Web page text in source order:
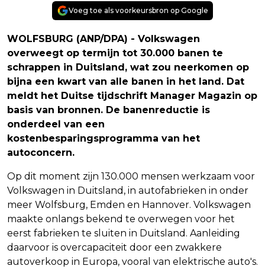
Voeg toe als voorkeursbron op Google
WOLFSBURG (ANP/DPA) - Volkswagen
overweegt op termijn tot 30.000 banen te
schrappen in Duitsland, wat zou neerkomen op
bijna een kwart van alle banen in het land. Dat
meldt het Duitse tijdschrift Manager Magazin op
basis van bronnen. De banenreductie is
onderdeel van een
kostenbesparingsprogramma van het
autoconcern.
Op dit moment zijn 130.000 mensen werkzaam voor
Volkswagen in Duitsland, in autofabrieken in onder
meer Wolfsburg, Emden en Hannover. Volkswagen
maakte onlangs bekend te overwegen voor het
eerst fabrieken te sluiten in Duitsland. Aanleiding
daarvoor is overcapaciteit door een zwakkere
autoverkoop in Europa, vooral van elektrische auto's.